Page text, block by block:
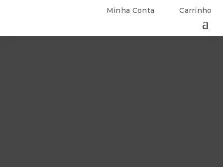
Carrinho
Minha Conta